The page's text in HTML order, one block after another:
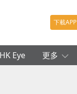
下載APP
HK Eye 更多